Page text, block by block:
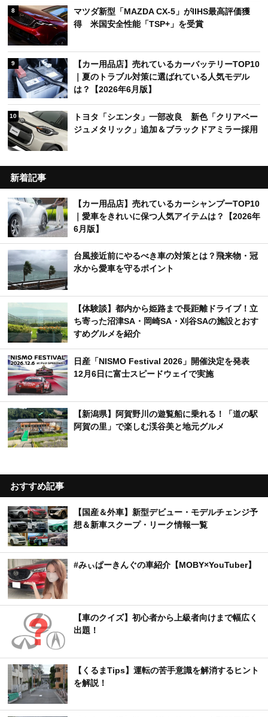
8
マツダ新型「MAZDA CX-5」がIIHS最高評価獲
得 米国安全性能「TSP+」を受賞
9
【カー用品店】売れているカーバッテリーTOP10
｜夏のトラブル対策に選ばれている人気モデル
は？【2026年6月版】
10
トヨタ「シエンタ」一部改良 新色「クリアベー
ジュメタリック」追加＆ブラックドアミラー採用
新着記事
【カー用品店】売れているカーシャンプーTOP10
｜愛車をきれいに保つ人気アイテムは？【2026年
6月版】
台風接近前にやるべき車の対策とは？飛来物・冠
水から愛車を守るポイント
【体験談】都内から姫路まで長距離ドライブ！立
ち寄った沼津SA・岡崎SA・刈谷SAの施設とおす
すめグルメを紹介
日産「NISMO Festival 2026」開催決定を発表
12月6日に富士スピードウェイで実施
【新潟県】阿賀野川の遊覧船に乗れる！「道の駅
阿賀の里」で楽しむ渓谷美と地元グルメ
おすすめ記事
【国産＆外車】新型デビュー・モデルチェンジ予
想＆新車スクープ・リーク情報一覧
#みぃぱーきんぐの車紹介【MOBY×YouTuber】
【車のクイズ】初心者から上級者向けまで幅広く
出題！
【くるまTips】運転の苦手意識を解消するヒント
を解説！